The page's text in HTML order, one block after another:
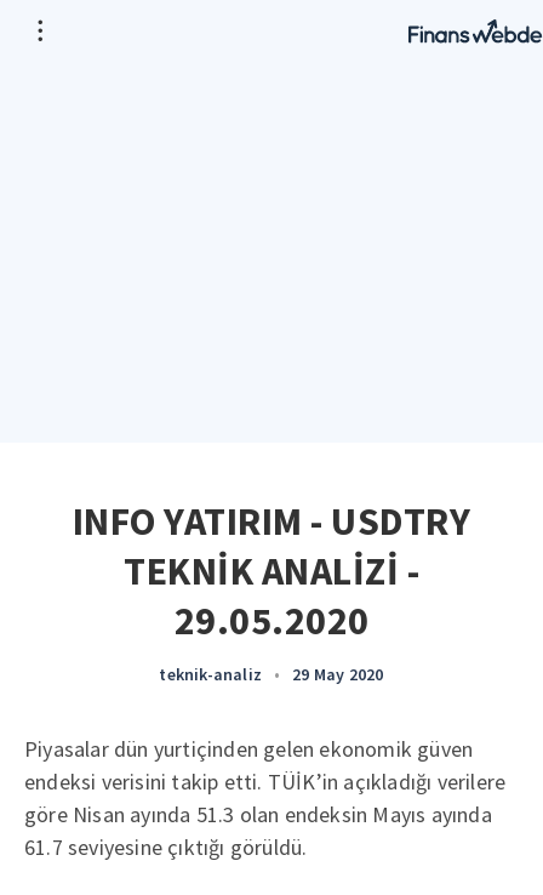
INFO YATIRIM - USDTRY
TEKNİK ANALİZİ -
29.05.2020
teknik-analiz • 29 May 2020
Piyasalar dün yurtiçinden gelen ekonomik güven
endeksi verisini takip etti. TÜİK’in açıkladığı verilere
göre Nisan ayında 51.3 olan endeksin Mayıs ayında
61.7 seviyesine çıktığı görüldü.